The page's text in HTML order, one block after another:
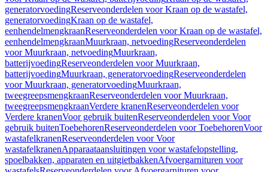
generatorvoedingReserveonderdelen voor Kraan op de wastafel,
generatorvoedingKraan op de wastafel,
eenhendelmengkraanReserveonderdelen voor Kraan op de wastafel,
eenhendelmengkraanMuurkraan, netvoedingReserveonderdelen
voor Muurkraan, netvoedingMuurkraan,
batterijvoedingReserveonderdelen voor Muurkraan,
batterijvoedingMuurkraan, generatorvoedingReserveonderdelen
voor Muurkraan, generatorvoedingMuurkraan,
tweegreepsmengkraanReserveonderdelen voor Muurkraan,
tweegreepsmengkraanVerdere kranenReserveonderdelen voor
Verdere kranenVoor gebruik buitenReserveonderdelen voor Voor
gebruik buitenToebehorenReserveonderdelen voor ToebehorenVoor
wastafelkranenReserveonderdelen voor Voor
wastafelkranenApparaataansluitingen voor wastafelopstelling,
spoelbakken, apparaten en uitgietbakkenAfvoergarnituren voor